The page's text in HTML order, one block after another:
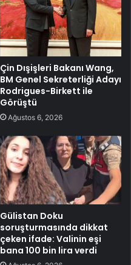
Çin Dışişleri Bakanı Wang,
BM Genel Sekreterliği Adayı
Rodrigues-Birkett ile
Görüştü
Ağustos 6, 2026
Gülistan Doku
soruşturmasında dikkat
çeken ifade: Valinin eşi
bana 100 bin lira verdi